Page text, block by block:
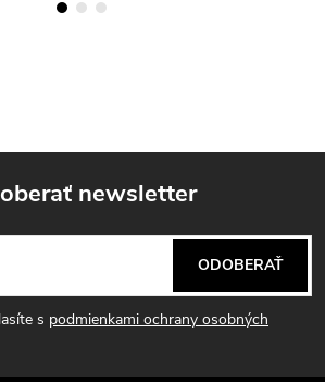
newsletter
s podmienkami ochrany osobných
ODOBERAŤ